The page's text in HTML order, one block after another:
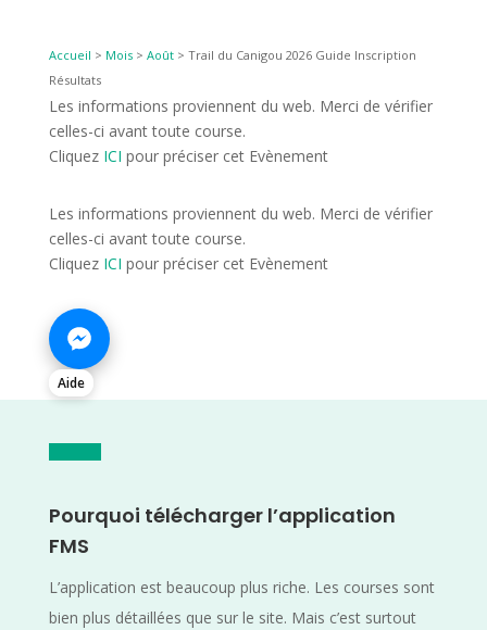
Accueil > Mois> Août> Trail du Canigou 2026 Guide Inscription
Résultats
Les informations proviennent du web. Merci de vérifier
celles-ci avant toute course.
Cliquez ICI pour préciser cet Evènement
Les informations proviennent du web. Merci de vérifier
celles-ci avant toute course.
Cliquez ICI pour préciser cet Evènement
Aide
Pourquoi télécharger l’application
FMS
L’application est beaucoup plus riche. Les courses sont
bien plus détaillées que sur le site. Mais c’est surtout